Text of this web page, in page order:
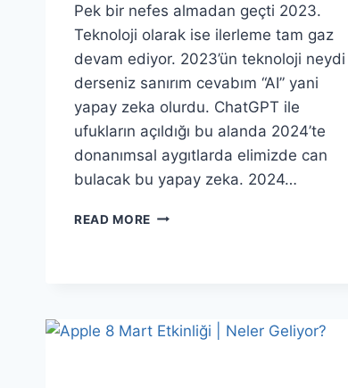
Pek bir nefes almadan geçti 2023.
Teknoloji olarak ise ilerleme tam gaz
devam ediyor. 2023’ün teknoloji neydi
derseniz sanırım cevabım “AI” yani
yapay zeka olurdu. ChatGPT ile
ufukların açıldığı bu alanda 2024’te
donanımsal aygıtlarda elimizde can
bulacak bu yapay zeka. 2024…
READ MORE TECH
YAPAY